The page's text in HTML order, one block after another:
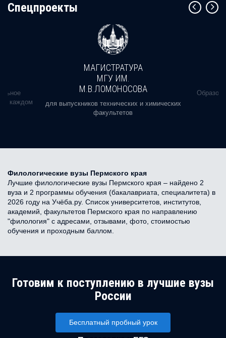
Cпецпроекты
в каждом
МАГИСТРАТУРА
МГУ ИМ.
М.В.ЛОМОНОСОВА
для выпускников технических и химических
факультетов
Филологические вузы Пермского края
Лучшие филологические вузы Пермского края – найдено 2
вуза и 2 программы обучения (бакалавриата, специалитета) в
2026 году на Учёба.ру. Список университетов, институтов,
академий, факультетов Пермского края по направлению
"филология" с адресами, отзывами, фото, стоимостью
обучения и проходным баллом.
Готовим к поступлению в лучшие вузы
России
Бесплатный пробный урок